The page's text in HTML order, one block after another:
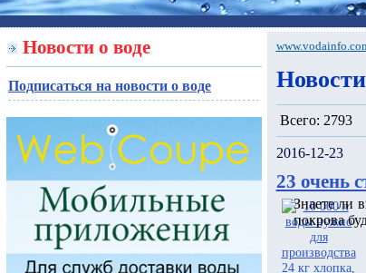
Новости о воде
Подписаться на новости о воде
Всего: 2793
2016-12-23
23 очень
Знаете ли
покрова